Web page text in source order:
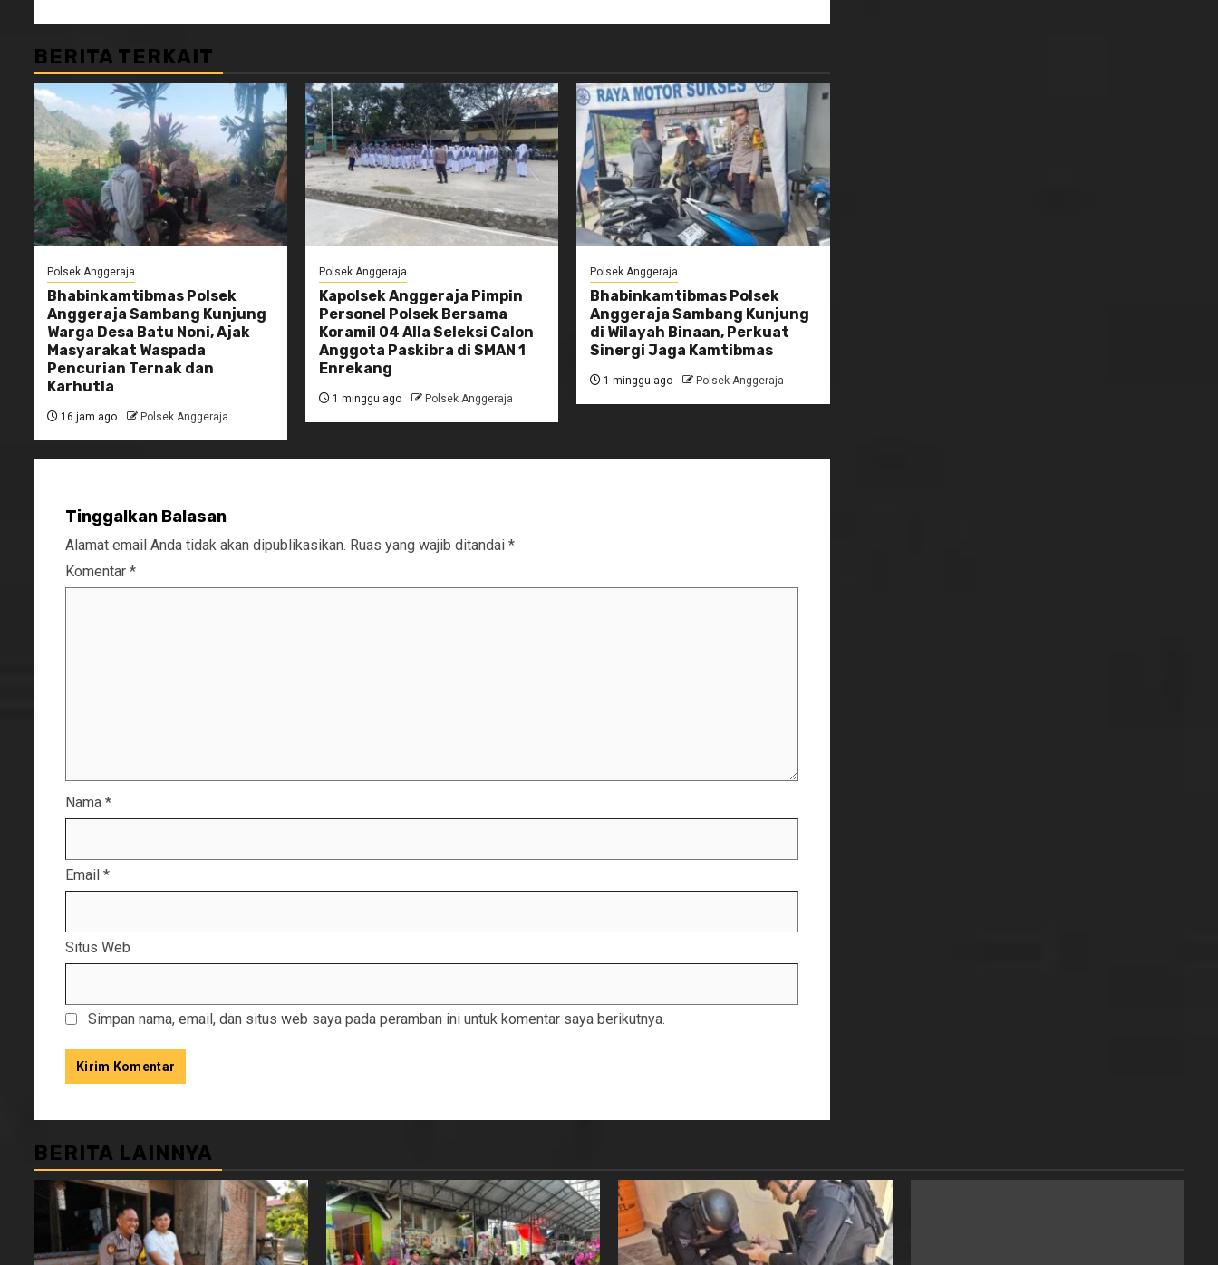
BERITA TERKAIT
Polsek Anggeraja
Bhabinkamtibmas Polsek
Anggeraja Sambang Kunjung
Warga Desa Batu Noni, Ajak
Masyarakat Waspada
Pencurian Ternak dan
Karhutla
16 jam ago Polsek Anggeraja
Polsek Anggeraja
Kapolsek Anggeraja Pimpin
Personel Polsek Bersama
Koramil 04 Alla Seleksi Calon
Anggota Paskibra di SMAN 1
Enrekang
1 minggu ago Polsek Anggeraja
Polsek Anggeraja
Bhabinkamtibmas Polsek
Anggeraja Sambang Kunjung
di Wilayah Binaan, Perkuat
Sinergi Jaga Kamtibmas
1 minggu ago Polsek Anggeraja
Tinggalkan Balasan
Alamat email Anda tidak akan dipublikasikan. Ruas yang wajib ditandai *
Komentar *
Nama *
Email *
Situs Web
Simpan nama, email, dan situs web saya pada peramban ini untuk komentar saya berikutnya.
BERITA LAINNYA